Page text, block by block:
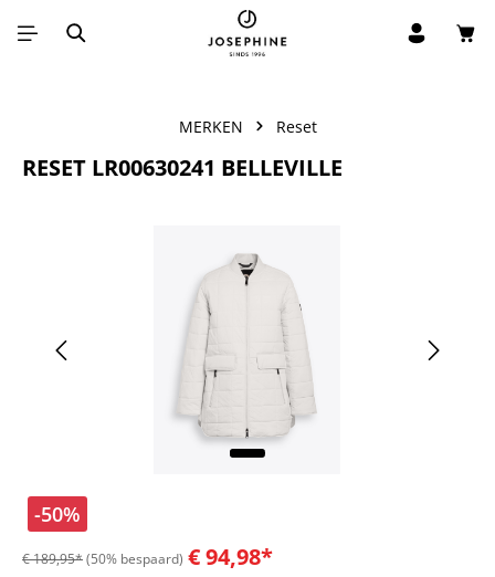
Ga naar de hoofdinhoud
MERKEN Reset
RESET LR00630241 BELLEVILLE
-50%
€ 189,95*(50% bespaard) € 94,98*